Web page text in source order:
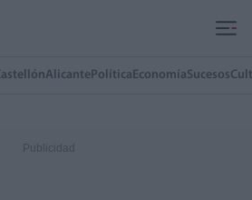
Alicante Política EconomíaSucesos